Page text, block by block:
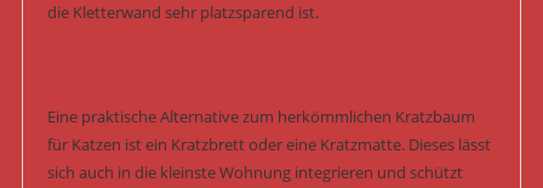
die Kletterwand sehr platzsparend ist.
Eine praktische Alternative zum herkömmlichen Kratzbaum
für Katzen ist ein Kratzbrett oder eine Kratzmatte. Dieses lässt
sich auch in die kleinste Wohnung integrieren und schützt